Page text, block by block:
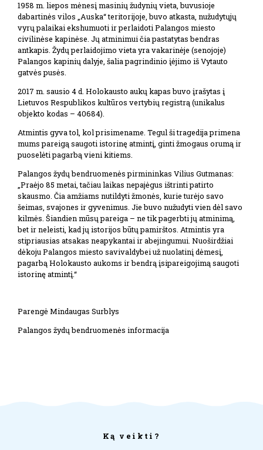
1958 m. liepos mėnesį masinių žudynių vieta, buvusioje
dabartinės vilos „Auska“ teritorijoje, buvo atkasta, nužudytųjų
vyrų palaikai ekshumuoti ir perlaidoti Palangos miesto
civilinėse kapinėse. Jų atminimui čia pastatytas bendras
antkapis. Žydų perlaidojimo vieta yra vakarinėje (senojoje)
Palangos kapinių dalyje, šalia pagrindinio įėjimo iš Vytauto
gatvės pusės.
2017 m. sausio 4 d. Holokausto aukų kapas buvo įrašytas į
Lietuvos Respublikos kultūros vertybių registrą (unikalus
objekto kodas – 40684).
Atmintis gyva tol, kol prisimename. Tegul ši tragedija primena
mums pareigą saugoti istorinę atmintį, ginti žmogaus orumą ir
puoselėti pagarbą vieni kitiems.
Palangos žydų bendruomenės pirmininkas Vilius Gutmanas:
„Praėjo 85 metai, tačiau laikas nepajėgus ištrinti patirto
skausmo. Čia amžiams nutildyti žmonės, kurie turėjo savo
šeimas, svajones ir gyvenimus. Jie buvo nužudyti vien dėl savo
kilmės. Šiandien mūsų pareiga – ne tik pagerbti jų atminimą,
bet ir neleisti, kad jų istorijos būtų pamirštos. Atmintis yra
stipriausias atsakas neapykantai ir abejingumui. Nuoširdžiai
dėkoju Palangos miesto savivaldybei už nuolatinį dėmesį,
pagarbą Holokausto aukoms ir bendrą įsipareigojimą saugoti
istorinę atmintį.“
Parengė Mindaugas Surblys
Palangos žydų bendruomenės informacija
Ką veikti?